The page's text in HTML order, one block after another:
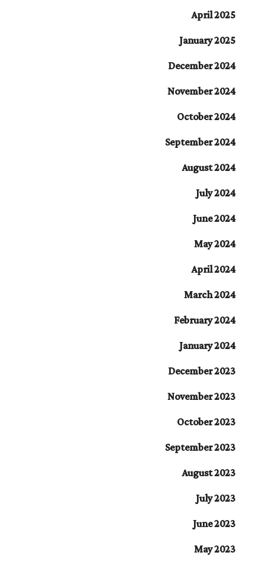
April 2025
January 2025
December 2024
November 2024
October 2024
September 2024
August 2024
July 2024
June 2024
May 2024
April 2024
March 2024
February 2024
January 2024
December 2023
November 2023
October 2023
September 2023
August 2023
July 2023
June 2023
May 2023